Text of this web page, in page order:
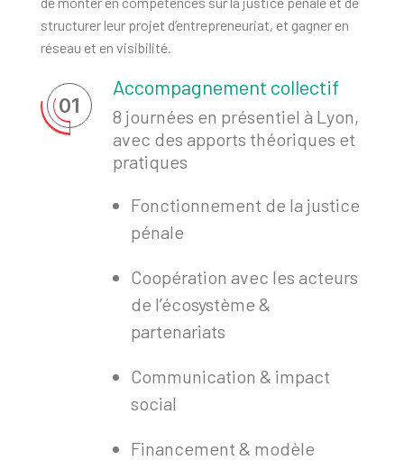
structurer leur projet d’entrepreneuriat, et gagner en
réseau et en visibilité.
01
Accompagnement collectif
8 journées en présentiel à Lyon,
avec des apports théoriques et
pratiques
Fonctionnement de la justice
pénale
Coopération avec les acteurs
de l’écosystème &
partenariats
Communication & impact
social
Financement & modèle